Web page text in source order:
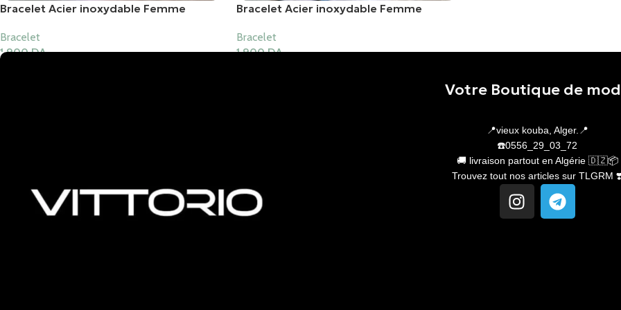
Bracelet Acier inoxydable Femme
Bracelet
1,900DA
Bracelet Acier inoxydable Femme
Bracelet
1,900DA
Votre Boutique de
📍vieux kouba, Alger.📍
☎️0556_29_03_72
🚚 livraison partout en Algérie 🇩🇿📦
Trouvez tout nos articles sur TLGRM